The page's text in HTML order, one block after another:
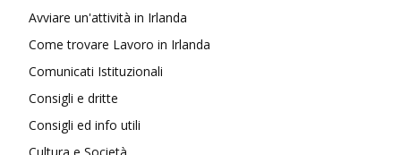
Avviare un'attività in Irlanda
Come trovare Lavoro in Irlanda
Comunicati Istituzionali
Consigli e dritte
Consigli ed info utili
Cultura e Società